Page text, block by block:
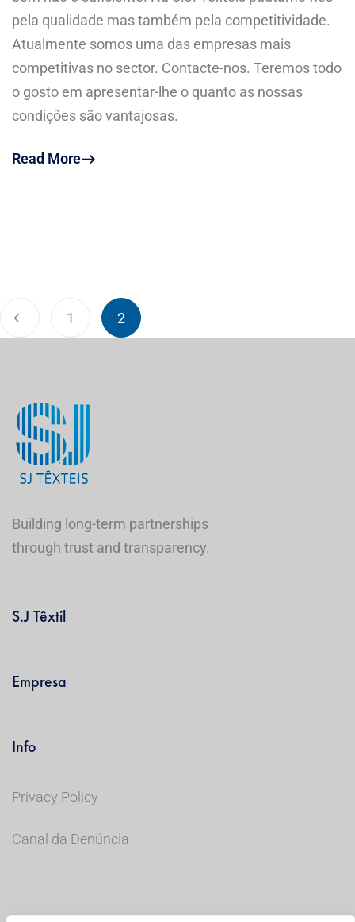
pela qualidade mas também pela competitividade.
Atualmente somos uma das empresas mais
competitivas no sector. Contacte-nos. Teremos todo
o gosto em apresentar-lhe o quanto as nossas
condições são vantajosas.
Read More
1 2
Building long-term partnerships
through trust and transparency.
S.J Têxtil
Empresa
Info
Privacy Policy
Canal da Denúncia